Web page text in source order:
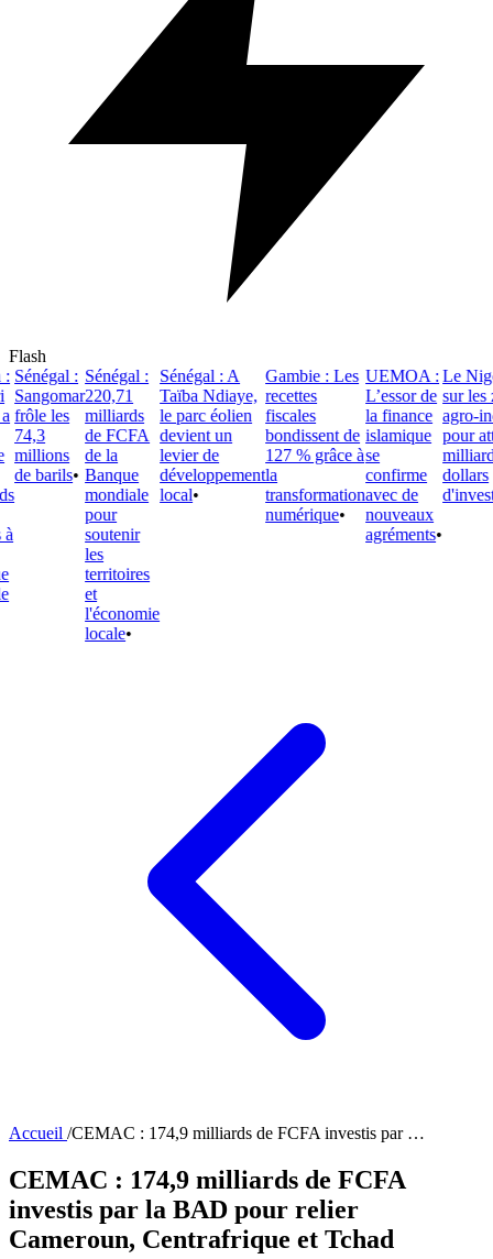
Flash
Sénégal :
Sangomar
frôle les
74,3
millions
de barils•
Sénégal :
220,71
milliards
de FCFA
de la
Banque
mondiale
pour
soutenir
les
territoires
l'économie
locale•
Sénégal : A
Taïba Ndiaye,
le parc éolien
devient un
levier de
développement
local•
Gambie : Les
recettes
fiscales
bondissent de
127 % grâce à
la
transformation
numérique•
UEMOA :
L’essor de
la finance
islamique
se
confirme
avec de
nouveaux
agréments•
Le
sur les
agro-
pour
milliards
dollars
Accueil /CEMAC : 174,9 milliards de FCFA investis par …
CEMAC : 174,9 milliards de FCFA
investis par la BAD pour relier
Cameroun, Centrafrique et Tchad